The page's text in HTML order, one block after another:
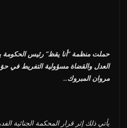
حملت منظمة “أنا يقظ” رئيس
العدل والقضاة مسؤولية التفريط في حق
مروان المبروك..
يأتي ذلك إثر قرار المحكمة الجنائية